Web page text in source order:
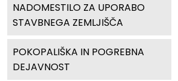
NADOMESTILO ZA UPORABO
STAVBNEGA ZEMLJIŠČA
POKOPALIŠKA IN POGREBNA
DEJAVNOST